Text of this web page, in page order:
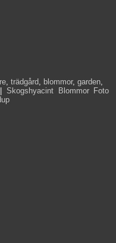
, trädgård, blommor, garden,
Skogshyacint Blommor, Foto